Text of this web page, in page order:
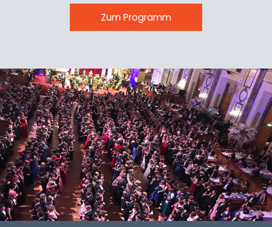
Zum Programm